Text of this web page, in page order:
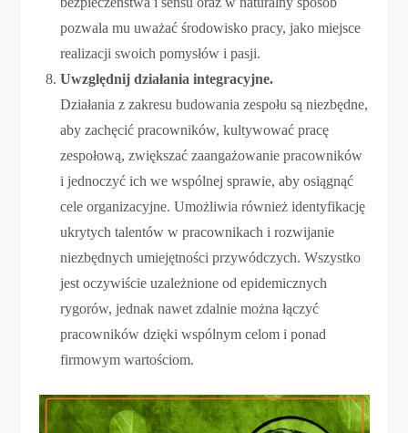
pozwala mu uważać środowisko pracy, jako miejsce
realizacji swoich pomysłów i pasji.
Uwzględnij działania integracyjne.
Działania z zakresu budowania zespołu są niezbędne,
aby zachęcić pracowników, kultywować pracę
zespołową, zwiększać zaangażowanie pracowników
i jednoczyć ich we wspólnej sprawie, aby osiągnąć
cele organizacyjne. Umożliwia również identyfikację
ukrytych talentów w pracownikach i rozwijanie
niezbędnych umiejętności przywódczych. Wszystko
jest oczywiście uzależnione od epidemicznych
rygorów, jednak nawet zdalnie można łączyć
pracowników dzięki wspólnym celom i ponad
firmowym wartościom.